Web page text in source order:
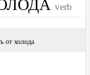
verb
от холода